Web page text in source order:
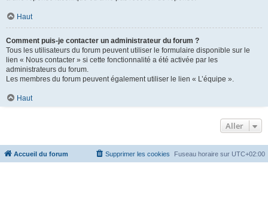
Haut
Comment puis-je contacter un administrateur du forum ?
Tous les utilisateurs du forum peuvent utiliser le formulaire disponible sur le
lien « Nous contacter » si cette fonctionnalité a été activée par les
administrateurs du forum.
Les membres du forum peuvent également utiliser le lien « L’équipe ».
Haut
Aller
Accueil du forum Fuseau horaire sur UTC+02:00
Supprimer les cookies